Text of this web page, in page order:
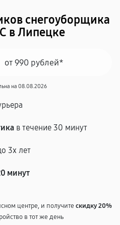
снегоуборщика
в Липецке
от 990 рублей*
на 08.08.2026
в течение 30 минут
3х лет
минут
центре, и получитескидку 20%
в тот же день